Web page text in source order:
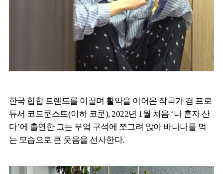
한국 힙합 트렌드를 이끌며 활약을 이어온 작곡가 겸 프로
듀서 코드쿤스트(이하 코쿤), 2022년 1월 처음 ‘나 혼자 산
다’에 출연한 그는 부엌 구석에 쪼그려 앉아 바나나를 먹
는 모습으로 큰 웃음을 선사한다.